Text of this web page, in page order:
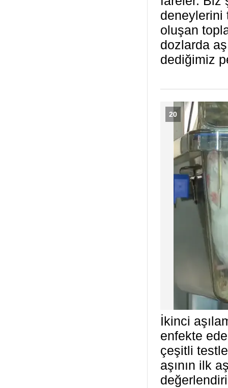
deneylerini
oluşan
dozlarda
dediğimiz
20
İkinci
enfekte
çeşitli
aşının ilk